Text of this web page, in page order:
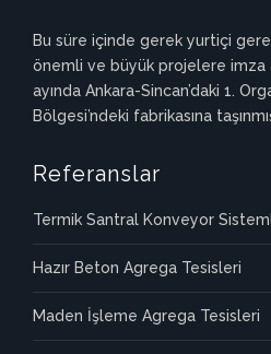
Bu süre içinde gerek yurtiçi
önemli ve büyük projelere imza
ayında Ankara-Sincan’daki 1.
Bölgesi’ndeki fabrikasına
Referanslar
Termik Santral Konveyor
Hazır Beton Agrega Tesisleri
Maden İşleme Agrega Tesisleri